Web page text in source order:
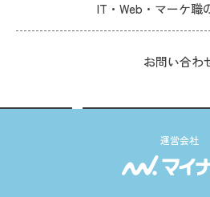
IT・Web・マーケ職
お問い合わ
運営会社